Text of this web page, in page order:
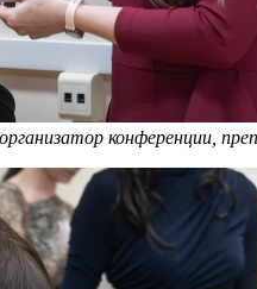
конференции,